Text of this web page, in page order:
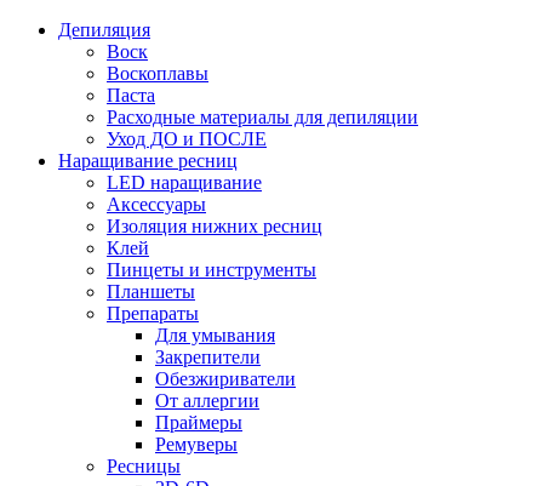
Депиляция
Воск
Воскоплавы
Паста
Расходные материалы для депиляции
Уход ДО и ПОСЛЕ
Наращивание ресниц
LED наращивание
Аксессуары
Изоляция нижних ресниц
Клей
Пинцеты и инструменты
Планшеты
Препараты
Для умывания
Закрепители
Обезжириватели
От аллергии
Праймеры
Ремуверы
Ресницы